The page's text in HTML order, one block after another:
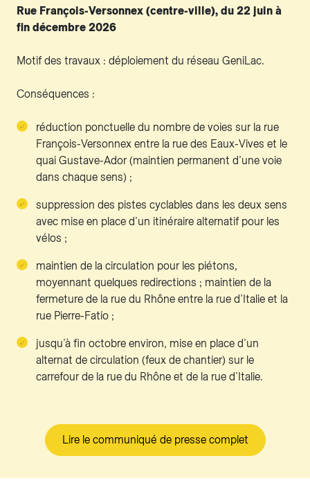
Rue François-Versonnex (centre-ville), du 22 juin à
fin décembre 2026
Motif des travaux : déploiement du réseau GeniLac.
Conséquences :
réduction ponctuelle du nombre de voies sur la rue
François-Versonnex entre la rue des Eaux-Vives et le
quai Gustave-Ador (maintien permanent d’une voie
dans chaque sens) ;
suppression des pistes cyclables dans les deux sens
avec mise en place d’un itinéraire alternatif pour les
vélos ;
maintien de la circulation pour les piétons,
moyennant quelques redirections ; maintien de la
fermeture de la rue du Rhône entre la rue d’Italie et la
rue Pierre-Fatio ;
jusqu’à fin octobre environ, mise en place d’un
alternat de circulation (feux de chantier) sur le
carrefour de la rue du Rhône et de la rue d’Italie.
Lire le communiqué de presse complet